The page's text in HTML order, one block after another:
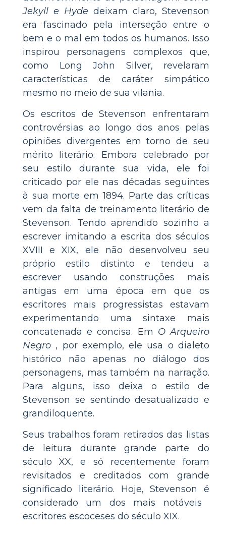
Jekyll e Hyde deixam claro, Stevenson
era fascinado pela interseção entre o
bem e o mal em todos os humanos. Isso
inspirou personagens complexos que,
como Long John Silver, revelaram
características de caráter simpático
mesmo no meio de sua vilania.
Os escritos de Stevenson enfrentaram
controvérsias ao longo dos anos pelas
opiniões divergentes em torno de seu
mérito literário. Embora celebrado por
seu estilo durante sua vida, ele foi
criticado por ele nas décadas seguintes
à sua morte em 1894. Parte das críticas
vem da falta de treinamento literário de
Stevenson. Tendo aprendido sozinho a
escrever imitando a escrita dos séculos
XVIII e XIX, ele não desenvolveu seu
próprio estilo distinto e tendeu a
escrever usando construções mais
antigas em uma época em que os
escritores mais progressistas estavam
experimentando uma sintaxe mais
concatenada e concisa. Em O Arqueiro
Negro , por exemplo, ele usa o dialeto
histórico não apenas no diálogo dos
personagens, mas também na narração.
Para alguns, isso deixa o estilo de
Stevenson se sentindo desatualizado e
grandiloquente.
Seus trabalhos foram retirados das listas
de leitura durante grande parte do
século XX, e só recentemente foram
revisitados e creditados com grande
significado literário. Hoje, Stevenson é
considerado um dos mais notáveis ​​
escritores escoceses do século XIX.